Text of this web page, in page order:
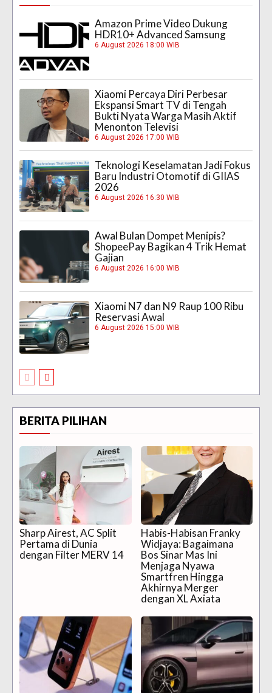
Amazon Prime Video Dukung
HDR10+ Advanced Samsung
6 August 2026 18:00 WIB
Xiaomi Percaya Diri Perbesar
Ekspansi Smart TV di Tengah
Bukti Nyata Warga Masih Aktif
Menonton Televisi
6 August 2026 17:00 WIB
Teknologi Keselamatan Jadi Fokus
Baru Industri Otomotif di GIIAS
2026
6 August 2026 16:30 WIB
Awal Bulan Dompet Menipis?
ShopeePay Bagikan 4 Trik Hemat
Gajian
6 August 2026 16:00 WIB
Xiaomi N7 dan N9 Raup 100 Ribu
Reservasi Awal
6 August 2026 15:00 WIB
BERITA PILIHAN
Sharp Airest, AC Split
Pertama di Dunia
dengan Filter MERV 14
Habis-Habisan Franky
Widjaya: Bagaimana
Bos Sinar Mas Ini
Menjaga Nyawa
Smartfren Hingga
Akhirnya Merger
dengan XL Axiata